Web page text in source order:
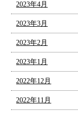
2023年4月
2023年3月
2023年2月
2023年1月
2022年12月
2022年11月